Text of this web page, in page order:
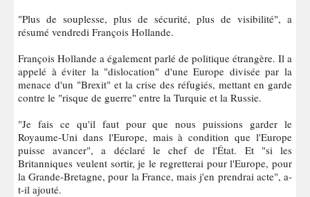
"Plus de souplesse, plus de sécurité, plus de visibilité", a
résumé vendredi François Hollande.
François Hollande a également parlé de politique étrangère. Il a
appelé à éviter la "dislocation" d'une Europe divisée par la
menace d'un "Brexit" et la crise des réfugiés, mettant en garde
contre le "risque de guerre" entre la Turquie et la Russie.
"Je fais ce qu'il faut pour que nous puissions garder le
Royaume-Uni dans l'Europe, mais à condition que l'Europe
puisse avancer", a déclaré le chef de l'État. Et "si les
Britanniques veulent sortir, je le regretterai pour l'Europe, pour
la Grande-Bretagne, pour la France, mais j'en prendrai acte", a-
t-il ajouté.